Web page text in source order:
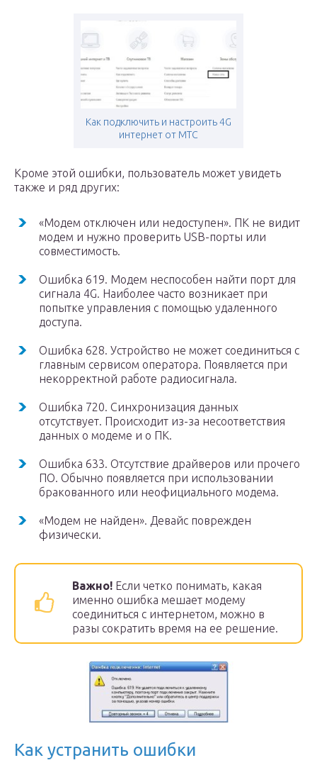
Как подключить и настроить 4G
интернет от МТС
Кроме этой ошибки, пользователь может увидеть
также и ряд других:
«Модем отключен или недоступен». ПК не видит
модем и нужно проверить USB-порты или
совместимость.
Ошибка 619. Модем неспособен найти порт для
сигнала 4G. Наиболее часто возникает при
попытке управления с помощью удаленного
доступа.
Ошибка 628. Устройство не может соединиться с
главным сервисом оператора. Появляется при
некорректной работе радиосигнала.
Ошибка 720. Синхронизация данных
отсутствует. Происходит из-за несоответствия
данных о модеме и о ПК.
Ошибка 633. Отсутствие драйверов или прочего
ПО. Обычно появляется при использовании
бракованного или неофициального модема.
«Модем не найден». Девайс поврежден
физически.
Важно! Если четко понимать, какая
именно ошибка мешает модему
соединиться с интернетом, можно в
разы сократить время на ее решение.
Как устранить ошибки